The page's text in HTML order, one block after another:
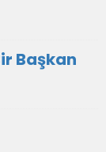
Başkan